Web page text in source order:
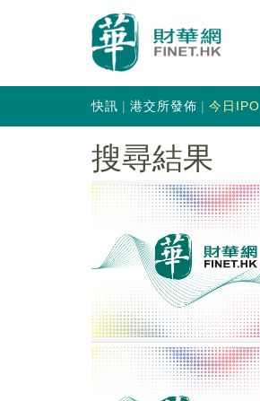
快訊 港交所發佈 今日IPO
搜尋結果